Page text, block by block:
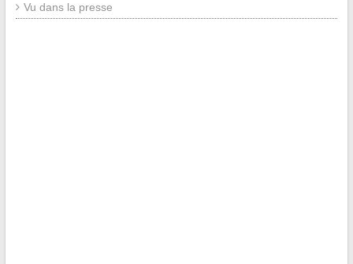
Vu dans la presse